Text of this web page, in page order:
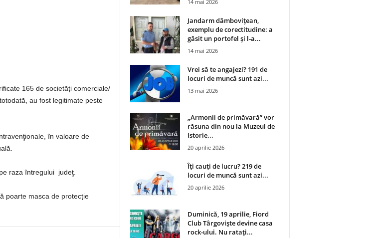
165 de societăți comerciale/
au fost legitimate peste
în valoare de
raza întregului judeţ.
poarte masca de protecție
14 mai 2026
Jandarm dâmbovițean,
exemplu de corectitudine: a
găsit un portofel și l‑a...
14 mai 2026
Vrei să te angajezi? 191 de
locuri de muncă sunt azi...
13 mai 2026
„Armonii de primăvară” vor
răsuna din nou la Muzeul de
Istorie...
20 aprilie 2026
Îți cauți de lucru? 219 de
locuri de muncă sunt azi...
20 aprilie 2026
Duminică, 19 aprilie, Fiord
Club Târgoviște devine casa
rock-ului. Nu ratați...